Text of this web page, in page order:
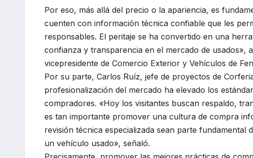
Por eso, más allá del precio o la apariencia, es
cuenten con información técnica confiable que les
responsables. El peritaje se ha convertido en una
confianza y transparencia en el mercado de usados»,
vicepresidente de Comercio Exterior y Vehículos de
Por su parte, Carlos Ruíz, jefe de proyectos de
profesionalización del mercado ha elevado los
compradores. «Hoy los visitantes buscan respaldo,
es tan importante promover una cultura de compra
revisión técnica especializada sean parte fundamental
un vehículo usado», señaló.